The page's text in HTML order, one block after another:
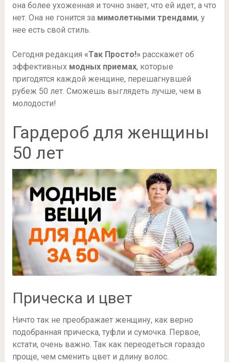
она более ухоженная и точно знает, что ей идет, а что
нет. Она не гонится за мимолетными трендами, у
нее есть свой стиль.
Сегодня редакция «Так Просто!»расскажет об
эффективных модных приемах, которые
пригодятся каждой женщине, перешагнувшей
рубеж 50 лет. Сможешь выглядеть лучше, чем в
молодости!
Гардероб для женщины
50 лет
Прическа и цвет
Ничто так не преображает женщину, как верно
подобранная прическа, туфли и сумочка. Первое,
кстати, очень важно. Так как переодеться гораздо
проще, чем сменить цвет и длину волос.